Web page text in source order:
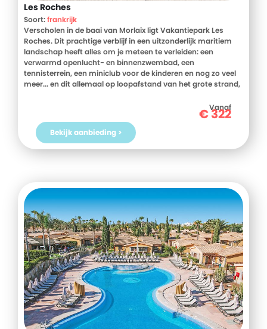
Les Roches
Soort:frankrijk
Verscholen in de baai van Morlaix ligt Vakantiepark Les
Roches. Dit prachtige verblijf in een uitzonderlijk maritiem
landschap heeft alles om je meteen te verleiden: een
verwarmd openlucht- en binnenzwembad, een
tennisterrein, een miniclub voor de kinderen en nog zo veel
meer... en dit allemaal op loopafstand van het grote strand,
Vanaf
€322
Bekijk aanbieding >